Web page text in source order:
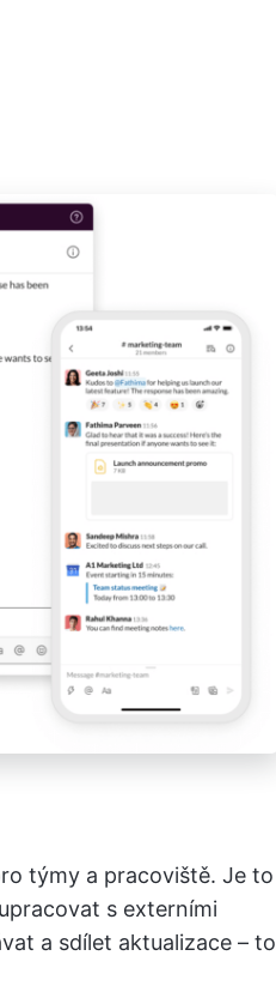
týmy a pracoviště. Je to
s externími
a sdílet aktualizace – to